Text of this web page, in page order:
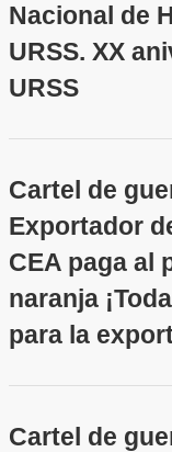
Nacional de
URSS. XX
URSS
Cartel de
Exportador
CEA paga al
naranja
para la
Cartel de